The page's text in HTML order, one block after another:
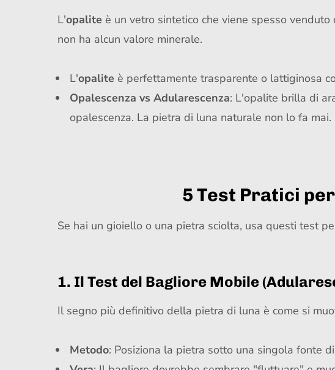
L'opalite è un vetro sintetico che viene spesso
non ha alcun valore minerale.
L'opalite è perfettamente trasparente o lattiginosa
Opalescenza vs Adularescenza: L'opalite brilla di
opalescenza. La pietra di luna naturale non lo fa mai.
5 Test Pratici
Se hai un gioiello o una pietra sciolta, usa questi test
1. Il Test del Bagliore Mobile
Il segno più definitivo della pietra di luna è come si
Metodo: Posiziona la pietra sotto una singola fonte